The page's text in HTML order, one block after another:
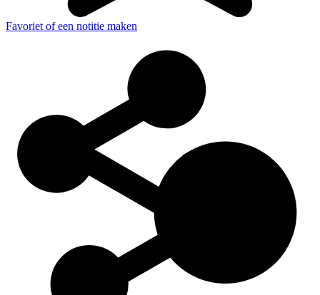
Favoriet of een notitie maken